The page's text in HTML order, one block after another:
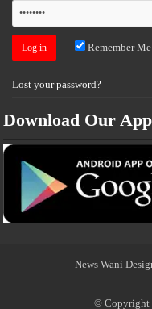
Remember Me
Lost your password?
Download Our App
News Wani
© Copyright